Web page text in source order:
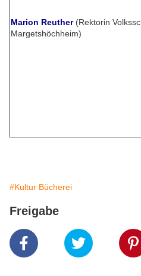
Marion Reuther(Rektorin
Margetshöchheim)
#Kultur Bücherei
Freigabe